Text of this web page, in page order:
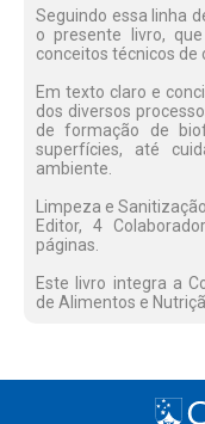
Seguindo essa linha
o presente livro,
conceitos técnicos de
Em texto claro e
dos diversos
de formação de
superfícies, até
ambiente.
Limpeza e
Editor, 4
páginas.
Este livro integra a
de Alimentos e